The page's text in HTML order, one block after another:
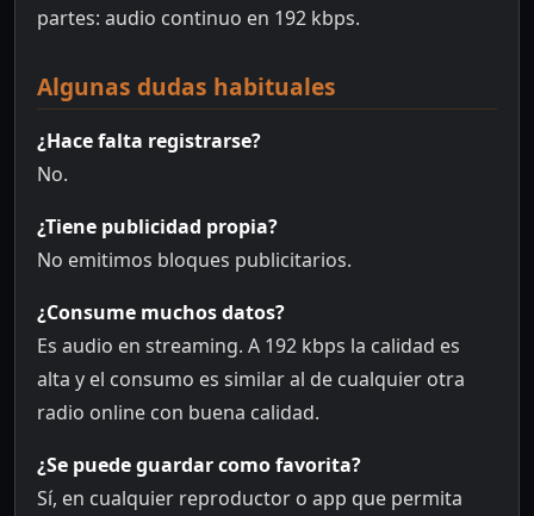
partes: audio continuo en 192 kbps.
Algunas dudas habituales
¿Hace falta registrarse?
No.
¿Tiene publicidad propia?
No emitimos bloques publicitarios.
¿Consume muchos datos?
Es audio en streaming. A 192 kbps la calidad es
alta y el consumo es similar al de cualquier otra
radio online con buena calidad.
¿Se puede guardar como favorita?
Sí, en cualquier reproductor o app que permita